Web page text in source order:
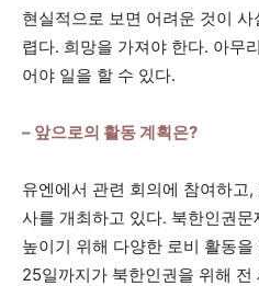
현실적으로 보면 어려운 것이
렵다. 희망을 가져야 한다. 아무
어야 일을 할 수 있다.
– 앞으로의 활동 계획은?
유엔에서 관련 회의에 참여하고
사를 개최하고 있다. 북한인권
높이기 위해 다양한 로비 활동
25일까지가 북한인권을 위해